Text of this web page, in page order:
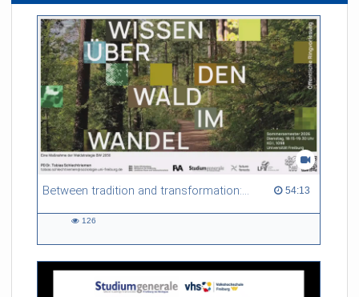
Between tradition and transformation: how owners, advisers and institutions co-create knowledge for resilient forests in Europe 54:13
54:13 duration
126